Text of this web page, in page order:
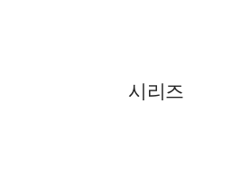
시리즈